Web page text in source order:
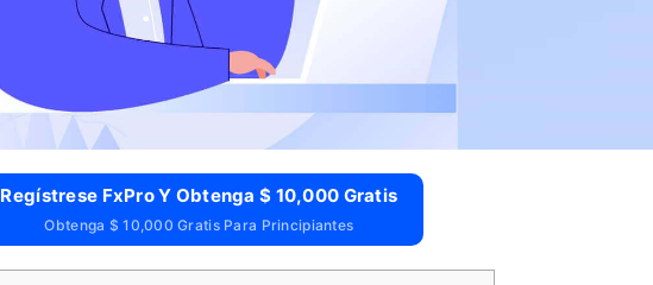
Regístrese FxPro Y Obtenga $ 10,000 Gratis
Obtenga $ 10,000 Gratis Para Principiantes